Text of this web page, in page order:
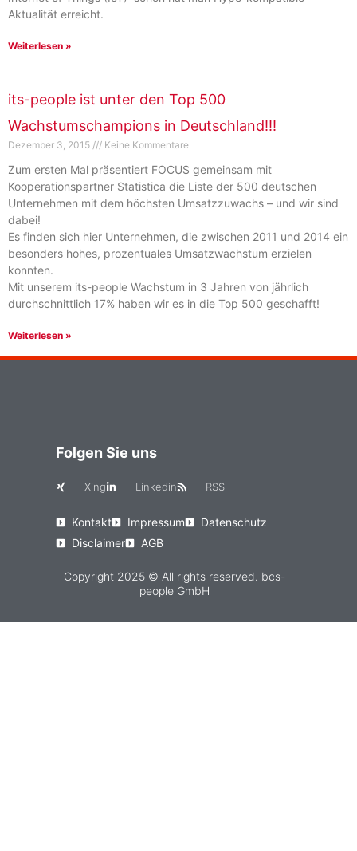
Aktualität erreicht.
Weiterlesen »
its-people ist unter den Top 500
Wachstumschampions in Deutschland!!!
Dezember 3, 2015 Keine Kommentare
Zum ersten Mal präsentiert FOCUS gemeinsam mit
Kooperationspartner Statistica die Liste der 500 deutschen
Unternehmen mit dem höchsten Umsatzzuwachs – und wir sind
dabei!
Es finden sich hier Unternehmen, die zwischen 2011 und 2014 ein
besonders hohes, prozentuales Umsatzwachstum erzielen
konnten.
Mit unserem its-people Wachstum in 3 Jahren von jährlich
durchschnittlich 17% haben wir es in die Top 500 geschafft!
Weiterlesen »
Folgen Sie uns
Xing Linkedin RSS
Kontakt Impressum
Datenschutz
Disclaimer
AGB
Copyright 2025 © All rights reserved. bcs-
people GmbH